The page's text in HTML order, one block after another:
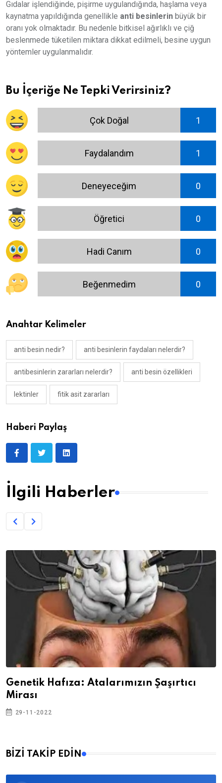
Gıdalar işlendiğinde, pişirme uygulandığında, haşlama veya
kaynatma yapıldığında genellikle anti besinlerin büyük bir
oranı yok olmaktadır. Bu nedenle bitkisel ağırlıklı ve çiğ
beslenmede tüketilen miktara dikkat edilmeli, besine uygun
yöntemler uygulanmalıdır.
Bu İçeriğe Ne Tepki Verirsiniz?
Çok Doğal 1
Faydalandım 1
Deneyeceğim 0
Öğretici 0
Hadi Canım 0
Beğenmedim 0
Anahtar Kelimeler
anti besin nedir? anti besinlerin faydaları nelerdir?
antibesinlerin zararları nelerdir? anti besin özellikleri
lektinler fitik asit zararları
Haberi Paylaş
İlgili Haberler
Genetik Hafıza: Atalarımızın Şaşırtıcı
Mirası
29-11-2022
BİZİ TAKİP EDİN